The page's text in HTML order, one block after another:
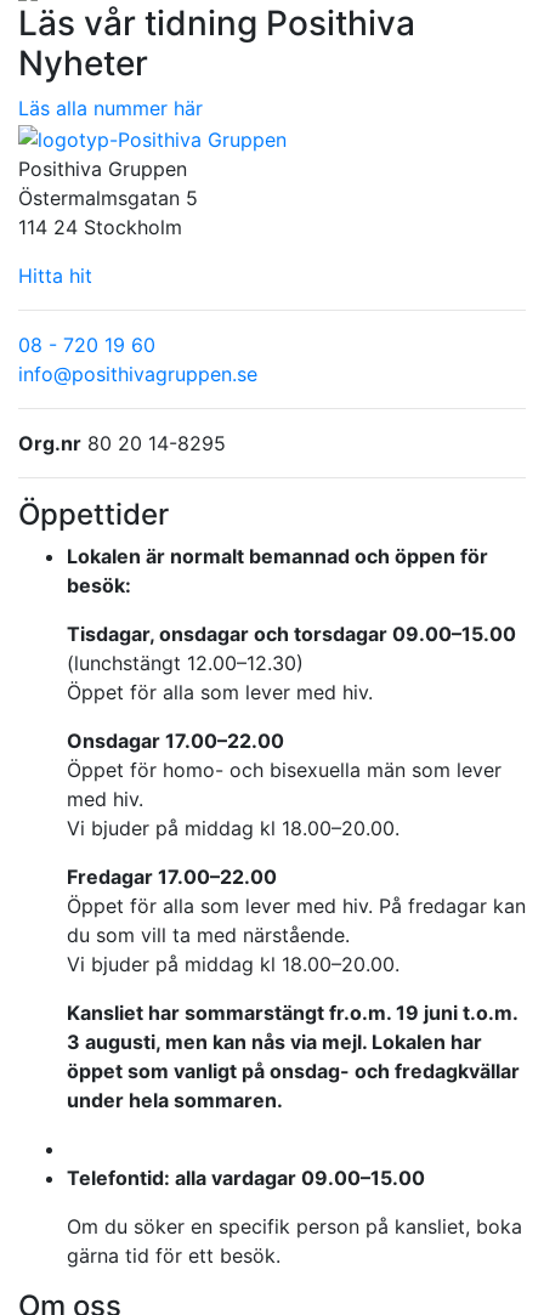
Läs vår tidning Posithiva
Nyheter
Läs alla nummer här
Posithiva Gruppen
Östermalmsgatan 5
114 24 Stockholm
Hitta hit
08 - 720 19 60
info@posithivagruppen.se
Org.nr 80 20 14-8295
Öppettider
Lokalen är normalt bemannad och öppen för
besök:
Tisdagar, onsdagar och torsdagar 09.00–15.00
(lunchstängt 12.00–12.30)
Öppet för alla som lever med hiv.
Onsdagar 17.00–22.00
Öppet för homo- och bisexuella män som lever
med hiv.
Vi bjuder på middag kl 18.00–20.00.
Fredagar 17.00–22.00
Öppet för alla som lever med hiv. På fredagar kan
du som vill ta med närstående.
Vi bjuder på middag kl 18.00–20.00.
Kansliet har sommarstängt fr.o.m. 19 juni t.o.m.
3 augusti, men kan nås via mejl. Lokalen har
öppet som vanligt på onsdag- och fredagkvällar
under hela sommaren.
Telefontid: alla vardagar 09.00–15.00
Om du söker en specifik person på kansliet, boka
gärna tid för ett besök.
Om oss